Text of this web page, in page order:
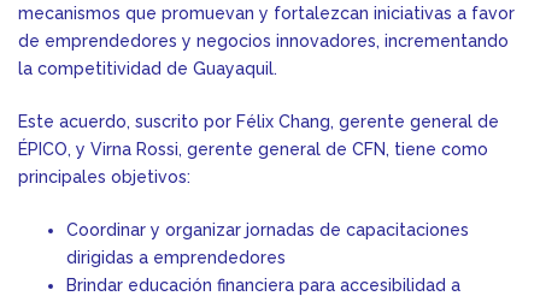
mecanismos que promuevan y fortalezcan iniciativas a favor
de emprendedores y negocios innovadores, incrementando
la competitividad de Guayaquil.
Este acuerdo, suscrito por Félix Chang, gerente general de
ÉPICO, y Virna Rossi, gerente general de CFN, tiene como
principales objetivos:
Coordinar y organizar jornadas de capacitaciones
dirigidas a emprendedores
Brindar educación financiera para accesibilidad a